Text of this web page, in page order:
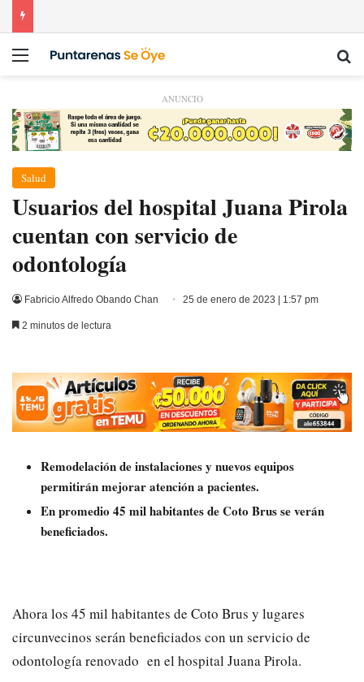
Menú
ANUNCIO
Salud
Usuarios del hospital Juana Pirola
cuentan con servicio de
odontología
Fabricio Alfredo Obando Chan 25 de enero de 2023 | 1:57 pm
2 minutos de lectura
Remodelación de instalaciones y nuevos equipos
permitirán mejorar atención a pacientes.
En promedio 45 mil habitantes de Coto Brus se verán
beneficiados.
Ahora los 45 mil habitantes de Coto Brus y lugares
circunvecinos serán beneficiados con un servicio de
odontología renovado en el hospital Juana Pirola.